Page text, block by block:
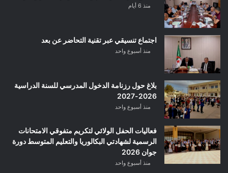
منذ 6 أيام
اجتماع تنسيقي عبر تقنية التحاضر عن بعد
منذ أسبوع واحد
بلاغ حول رزنامة الدخول المدرسي للسنة الدراسية
2026-2027
منذ أسبوع واحد
فعاليات الحفل الولائي لتكريم متفوقي الامتحانات
الرسمية لشهادتي البكالوريا والتعليم المتوسط دورة
جوان 2026
منذ أسبوع واحد